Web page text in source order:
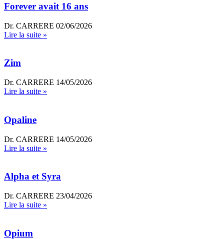
Forever avait 16 ans
Dr. CARRERE 02/06/2026
Lire la suite »
Zim
Dr. CARRERE 14/05/2026
Lire la suite »
Opaline
Dr. CARRERE 14/05/2026
Lire la suite »
Alpha et Syra
Dr. CARRERE 23/04/2026
Lire la suite »
Opium